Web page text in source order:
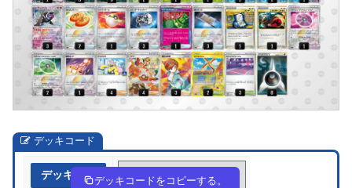
デッキコード
デッキ作成 4a8D8D-zDPZ1t-4Yc8Yc
デッキコードをコピーする。